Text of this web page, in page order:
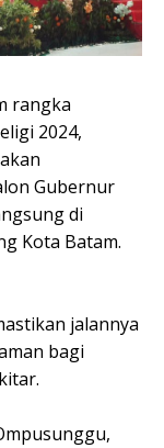
rangka
2024,
Gubernur
di
Kota Batam.
jalannya
bagi